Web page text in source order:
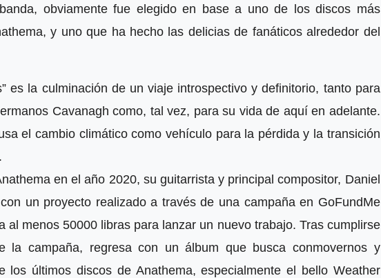
obviamente fue elegido en base a uno de los discos más
y uno que ha hecho las delicias de fanáticos alrededor del
es la culminación de un viaje introspectivo y definitorio, tanto para
Cavanagh como, tal vez, para su vida de aquí en adelante.
el cambio climático como vehículo para la pérdida y la transición
en el año 2020, su guitarrista y principal compositor, Daniel
un proyecto realizado a través de una campaña en GoFundMe
al menos 50000 libras para lanzar un nuevo trabajo. Tras cumplirse
la campaña, regresa con un álbum que busca conmovernos y
los últimos discos de Anathema, especialmente el bello Weather